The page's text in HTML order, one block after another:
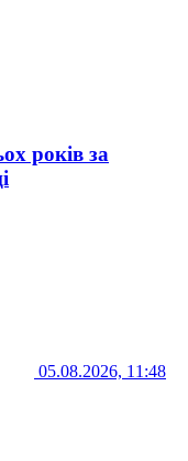
років за
05.08.2026, 11:48